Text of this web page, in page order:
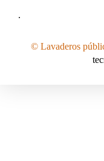
.
© Lavaderos